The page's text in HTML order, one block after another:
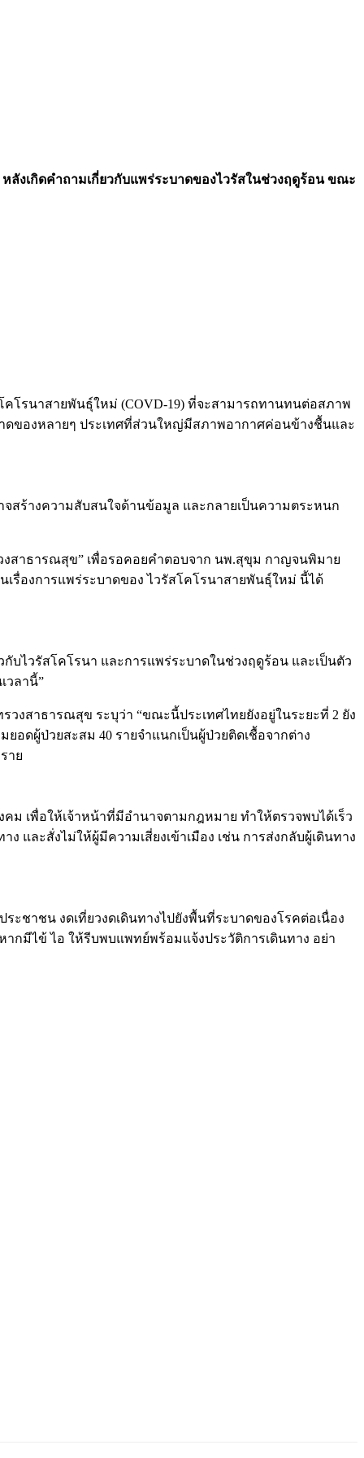
ลังเกิดคำถามเกี่ยวกับแพร่ระบาดของไวรัสในช่วงฤดูร้อน ขณะ
คโรนาสายพันธุ์ใหม่ (COVD-19) ที่จะสามารถทานทนต่อสภาพ
ดของหลายๆ ประเทศที่ส่วนใหญ่มีสภาพอากาศค่อนข้างชื้นและ
จสร้างความสับสนใจด้านข้อมูล และกลายเป็นความตระหนก
งสาธารณสุข” เพื่อรอคอยคำตอบจาก นพ.สุขุม กาญจนพิมาย
รื่องการแพร่ระบาดของ ไวรัสโคโรนาสายพันธุ์ใหม่ นี้ได้
บไวรัสโคโรนา และการแพร่ระบาดในช่วงฤดูร้อน และเป็นตัว
วลานี้”
สาธารณสุข ระบุว่า “ขณะนี้ประเทศไทยยังอยู่ในระยะที่ 2 ยัง
ยอดผู้ป่วยสะสม 40 รายจำแนกเป็นผู้ป่วยติดเชื้อจากต่าง
าย
ม เพื่อให้เจ้าหน้าที่มีอำนาจตามกฎหมาย ทำให้ตรวจพบได้เร็ว
ละสั่งไม่ให้ผู้มีความเสี่ยงเข้าเมือง เช่น การส่งกลับผู้เดินทาง
ะชาชน งดเที่ยวงดเดินทางไปยังพื้นที่ระบาดของโรคต่อเนื่อง
ากมีไข้ ไอ ให้รีบพบแพทย์พร้อมแจ้งประวัติการเดินทาง อย่า